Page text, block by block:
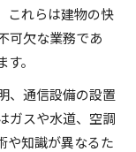
これらは建物の快
可欠な業務であ
。
、通信設備の設置
ガスや水道、空調
や知識が異なるた